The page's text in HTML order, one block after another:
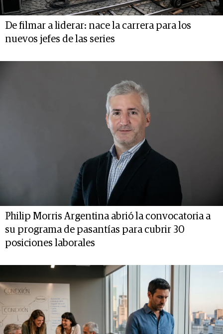
De filmar a liderar: nace la carrera para los
nuevos jefes de las series
Philip Morris Argentina abrió la convocatoria a
su programa de pasantías para cubrir 30
posiciones laborales